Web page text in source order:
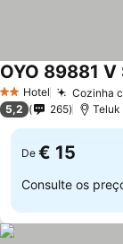
2 Estrelas
Hotel Cozinha
OYO 89881
5,2 265 Teluk
De € 15
Consulte os